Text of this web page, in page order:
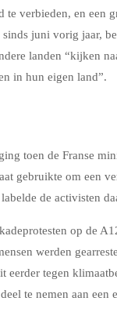
verbieden, en een
juni vorig jaar,
landen “kijken
in hun eigen land”.
toen de Franse
gebruikte om een
de activisten
op de
werden
eerder tegen
te nemen aan een